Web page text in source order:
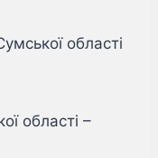
області
області –